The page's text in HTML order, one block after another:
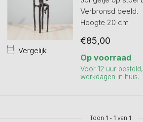
Vergelijk
Verbronsd beeld.
Hoogte 20 cm
€85,00
Op voorraad
Voor 12 uur
werkdagen in huis.
Toon 1 - 1 van 1